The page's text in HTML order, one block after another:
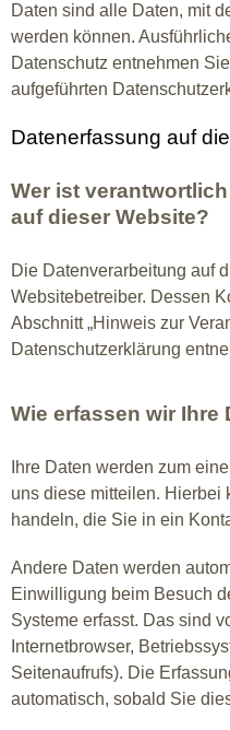
Daten sind alle Daten, mit
werden können.
Datenschutz entnehmen
aufgeführten
Datenerfassung auf
Wer ist
auf dieser Website?
Die Datenverarbeitung auf
Websitebetreiber. Dessen
Abschnitt „Hinweis zur
Datenschutzerklärung
Wie erfassen wir Ihre
Ihre Daten werden zum
uns diese mitteilen. Hierbei
handeln, die Sie in ein
Andere Daten werden
Einwilligung beim Besuch
Systeme erfasst. Das sind
Internetbrowser,
Seitenaufrufs). Die
automatisch, sobald Sie